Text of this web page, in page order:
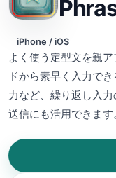
iPhone / iOS
よく使う定型文を親
ドから素早く入力で
力など、繰り返し入
送信にも活用できます